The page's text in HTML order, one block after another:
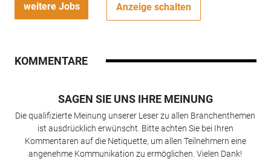
weitere Jobs Anzeige schalten
KOMMENTARE
SAGEN SIE UNS IHRE MEINUNG
Die qualifizierte Meinung unserer Leser zu allen Branchenthemen
ist ausdrücklich erwünscht. Bitte achten Sie bei Ihren
Kommentaren auf die Netiquette, um allen Teilnehmern eine
angenehme Kommunikation zu ermöglichen. Vielen Dank!